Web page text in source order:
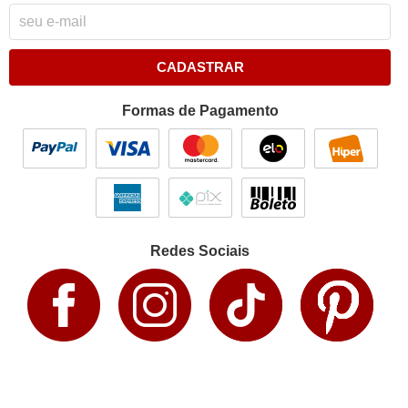
CADASTRAR
Formas de Pagamento
Redes Sociais